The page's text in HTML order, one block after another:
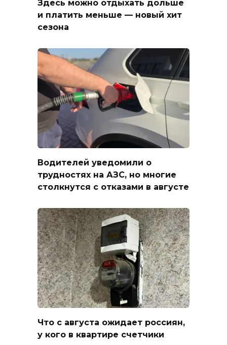
Здесь можно отдыхать дольше
и платить меньше — новый хит
сезона
Водителей уведомили о
трудностях на АЗС, но многие
столкнутся с отказами в августе
Что с августа ожидает россиян,
у кого в квартире счетчики